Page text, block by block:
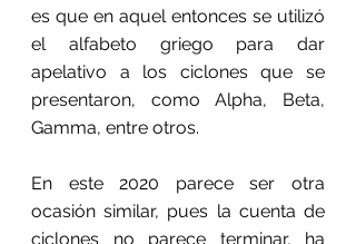
es que en aquel entonces se utilizó
el alfabeto griego para dar
apelativo a los ciclones que se
presentaron, como Alpha, Beta,
Gamma, entre otros.
En este 2020 parece ser otra
ocasión similar, pues la cuenta de
ciclones no parece terminar, ha